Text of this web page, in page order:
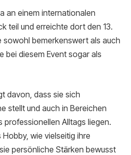
an einem internationalen
teil und erreichte dort den 13.
sowohl bemerkenswert als auch
bei diesem Event sogar als
davon, dass sie sich
stellt und auch in Bereichen
professionellen Alltags liegen.
wie vielseitig ihre
persönliche Stärken bewusst